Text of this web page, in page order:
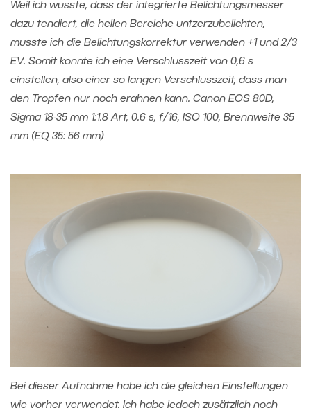
Weil ich wusste, dass der integrierte Belichtungsmesser
dazu tendiert, die hellen Bereiche untzerzubelichten,
musste ich die Belichtungskorrektur verwenden +1 und 2/3
EV. Somit konnte ich eine Verschlusszeit von 0,6 s
einstellen, also einer so langen Verschlusszeit, dass man
den Tropfen nur noch erahnen kann. Canon EOS 80D,
Sigma 18-35 mm 1:1.8 Art, 0.6 s, f/16, ISO 100, Brennweite 35
mm (EQ 35: 56 mm)
Bei dieser Aufnahme habe ich die gleichen Einstellungen
wie vorher verwendet. Ich habe jedoch zusätzlich noch